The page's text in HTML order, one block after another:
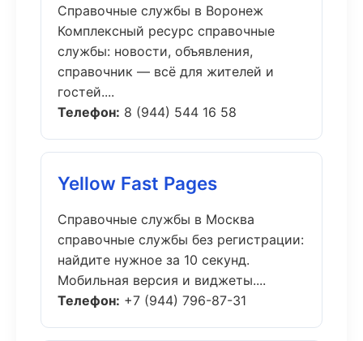
Справочные службы в Воронеж
Комплексный ресурс справочные
службы: новости, объявления,
справочник — всё для жителей и
гостей....
Телефон: 8 (944) 544 16 58
Yellow Fast Pages
Справочные службы в Москва
справочные службы без регистрации:
найдите нужное за 10 секунд.
Мобильная версия и виджеты....
Телефон: +7 (944) 796-87-31